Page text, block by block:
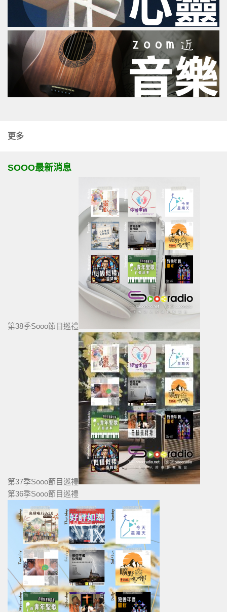
更多
SOOO最新消息
第38季Sooo節目巡禮
第37季Sooo節目巡禮
第36季Sooo節目巡禮